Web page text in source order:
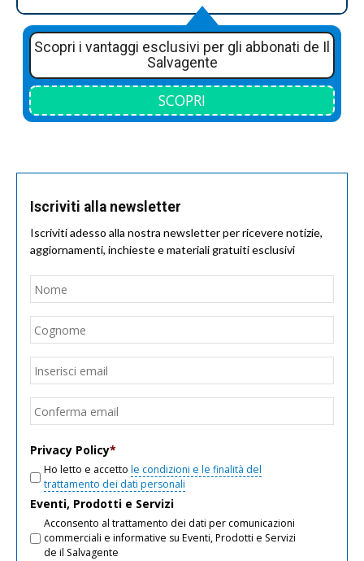
Scopri i vantaggi esclusivi per gli abbonati de Il
Salvagente
SCOPRI
Iscriviti alla newsletter
Iscriviti adesso alla nostra newsletter per ricevere notizie,
aggiornamenti, inchieste e materiali gratuiti esclusivi
Nome
Email
Privacy Policy*
Ho letto e accetto le condizioni e le finalità del
trattamento dei dati personali
Eventi, Prodotti e Servizi
Acconsento al trattamento dei dati per comunicazioni
commerciali e informative su Eventi, Prodotti e Servizi
de il Salvagente